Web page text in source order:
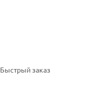
Быстрый заказ